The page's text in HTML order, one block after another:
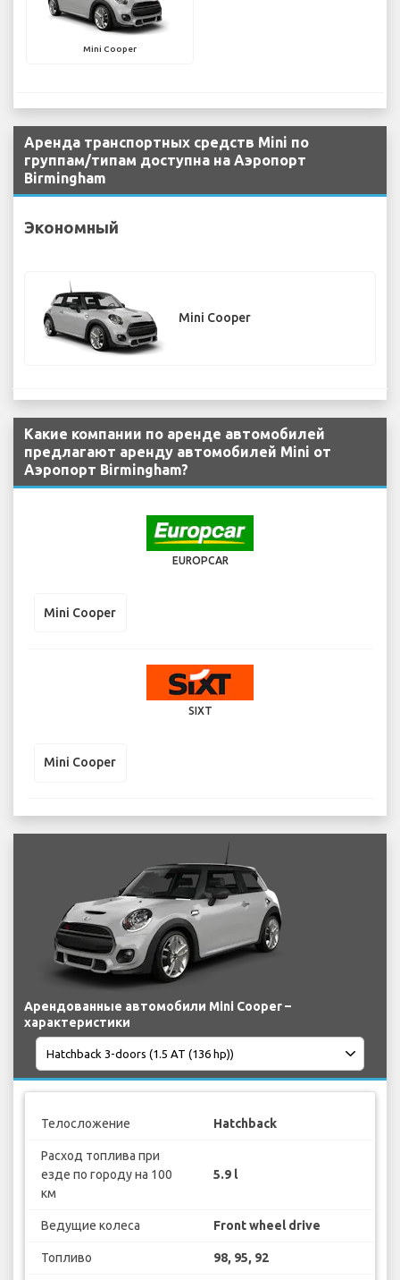
Mini Cooper
Аренда транспортных средств Mini по
группам/типам доступна на Аэропорт
Birmingham
Экономный
Mini Cooper
Какие компании по аренде автомобилей
предлагают аренду автомобилей Mini от
Аэропорт Birmingham?
EUROPCAR
Mini Cooper
SIXT
Mini Cooper
Арендованные автомобили Mini Cooper –
характеристики
Телосложение Hatchback
Расход топлива при
езде по городу на 100
км
5.9 l
Ведущие колеса Front wheel drive
Топливо 98, 95, 92